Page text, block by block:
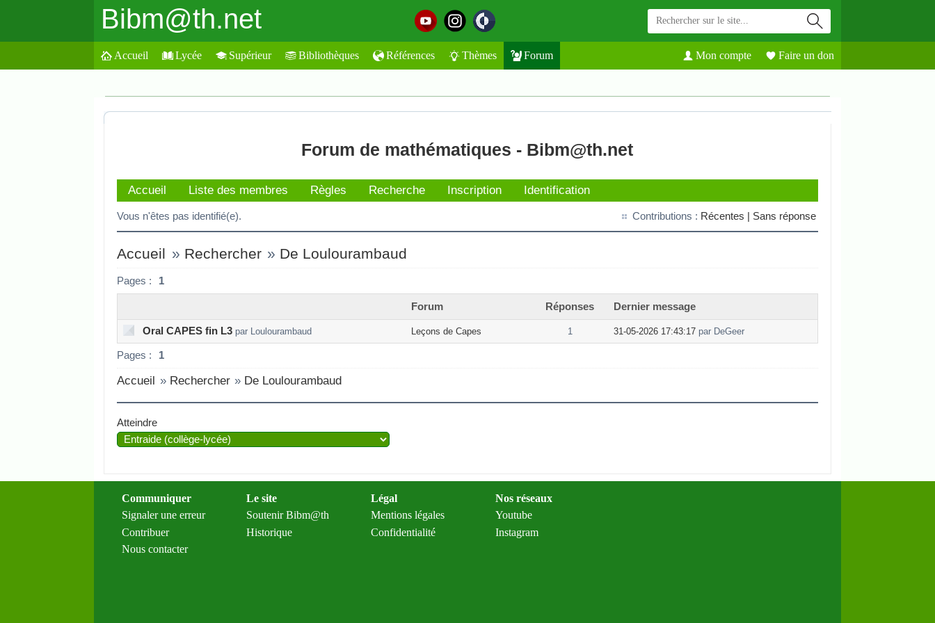
Bibm@th.net
Accueil Lycée Supérieur Bibliothèques Références Thèmes Forum Mon compte Faire un don
Forum de mathématiques - Bibm@th.net
Accueil Liste des membres Règles Recherche Inscription Identification
Vous n'êtes pas identifié(e). Contributions : Récentes | Sans réponse
Accueil » Rechercher » De Loulourambaud
Pages : 1
Forum Réponses Dernier message
Oral CAPES fin L3 par Loulourambaud Leçons de Capes 1 31-05-2026 17:43:17 par DeGeer
Pages : 1
Accueil » Rechercher » De Loulourambaud
Atteindre
Communiquer
Signaler une erreur
Contribuer
Nous contacter
Le site
Soutenir Bibm@th
Historique
Légal
Mentions légales
Confidentialité
Nos réseaux
Youtube
Instagram